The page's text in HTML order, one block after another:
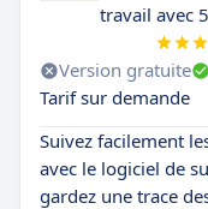
travail avec
Version gratuite
Tarif sur demande
Suivez facilement
avec le logiciel de
gardez une trace